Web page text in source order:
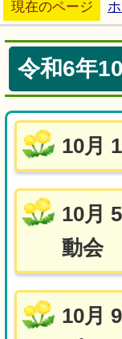
現在のページ
令和6年
10月
10月
動会
10月